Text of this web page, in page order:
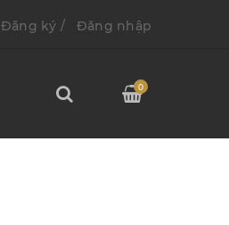
Đăng ký / Đăng nhập
0